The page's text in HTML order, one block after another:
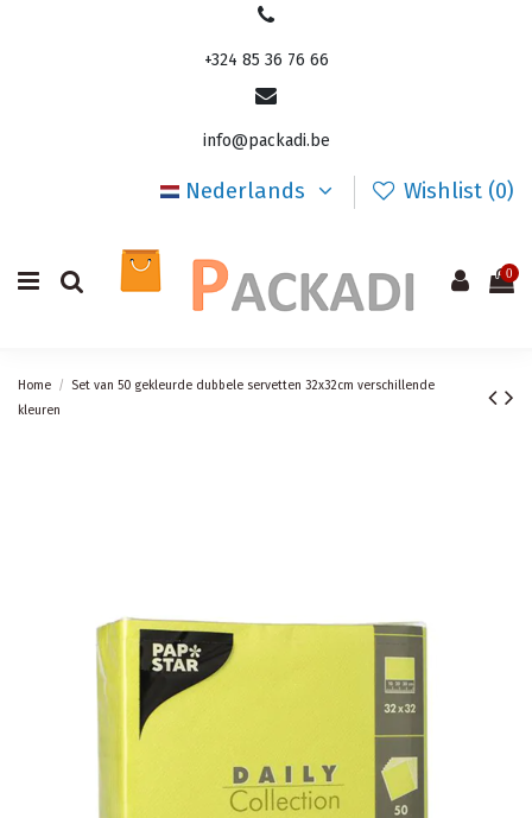
+324 85 36 76 66
info@packadi.be
Nederlands Wishlist (0)
0
Home
Set van 50 gekleurde dubbele servetten 32x32cm verschillende
kleuren